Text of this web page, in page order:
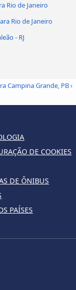
Rio de Janeiro
Rio de Janeiro
- RJ
Campina Grande, PB›
DE COOKIES
DE ÔNIBUS
PAÍSES